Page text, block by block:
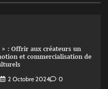
» : Offrir aux créateurs un
et commercialisation de
2 Octobre 2024 0